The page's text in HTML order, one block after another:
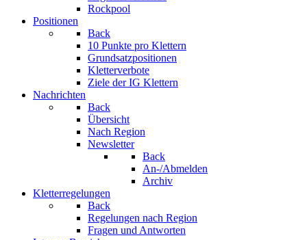
Rockpool
Positionen
Back
10 Punkte pro Klettern
Grundsatzpositionen
Kletterverbote
Ziele der IG Klettern
Nachrichten
Back
Übersicht
Nach Region
Newsletter
Back
An-/Abmelden
Archiv
Kletterregelungen
Back
Regelungen nach Region
Fragen und Antworten